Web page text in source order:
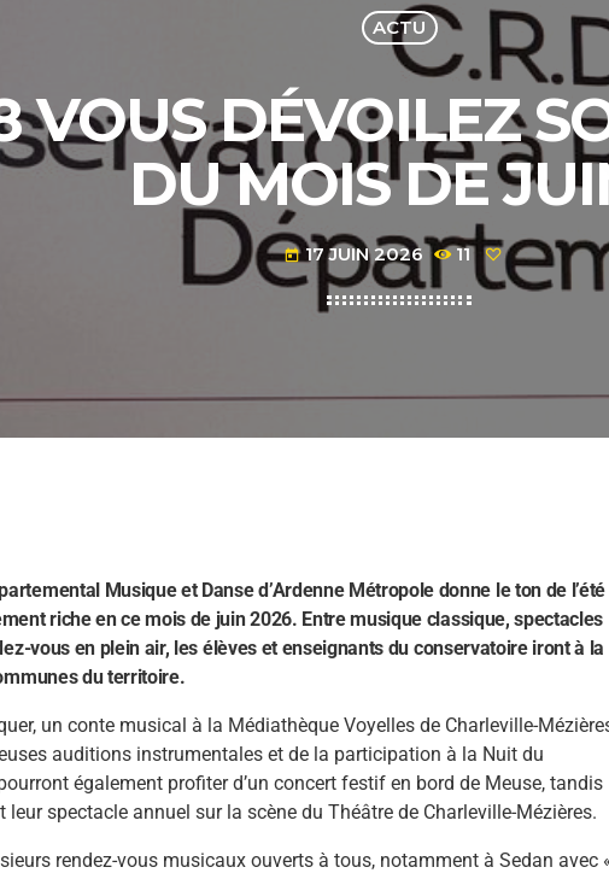
ACTU
VOUS DÉVOILEZ
DU MOIS DE
today 17 JUIN 2026 11
Musique et Danse d’Ardenne Métropole donne le ton de l’été
riche en ce mois de juin 2026. Entre musique classique, spectacles
vous en plein air, les élèves et enseignants du conservatoire iront à la
du territoire.
un conte musical à la Médiathèque Voyelles de Charleville-
auditions instrumentales et de la participation à la Nuit du
également profiter d’un concert festif en bord de Meuse, tandis
spectacle annuel sur la scène du Théâtre de Charleville-Mézières.
rendez-vous musicaux ouverts à tous, notamment à Sedan avec